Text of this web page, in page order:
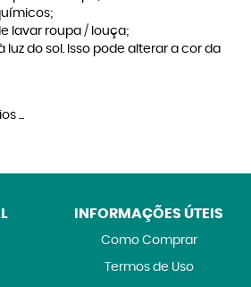
lavar roupa / louça;
luz do sol. Isso pode alterar a cor da
...
INFORMAÇÕES ÚTEIS
Como Comprar
Termos de Uso